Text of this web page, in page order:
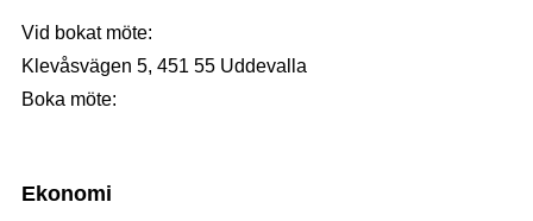
Vid bokat möte:
Klevåsvägen 5, 451 55 Uddevalla
Boka möte:
Ekonomi